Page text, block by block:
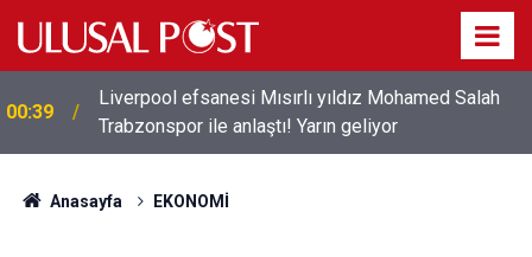
00:39
Liverpool efsanesi Mısırlı yıldız Mohamed Salah
Trabzonspor ile anlaştı! Yarın geliyor
Anasayfa EKONOMİ